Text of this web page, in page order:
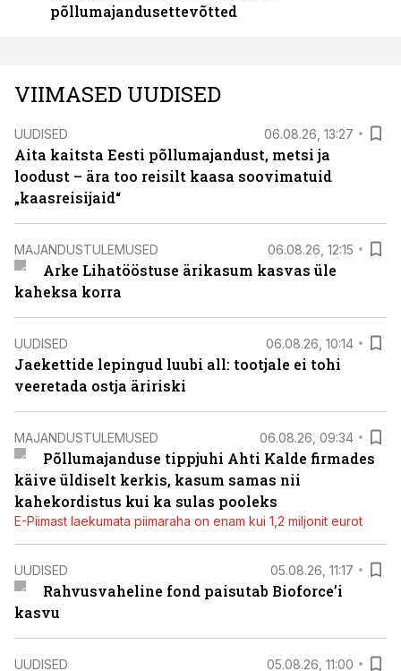
põllumajandusettevõtted
VIIMASED UUDISED
UUDISED 06.08.26, 13:27
Aita kaitsta Eesti põllumajandust, metsi ja
loodust – ära too reisilt kaasa soovimatuid
„kaasreisijaid“
MAJANDUSTULEMUSED 06.08.26, 12:15
Arke Lihatööstuse ärikasum kasvas üle
kaheksa korra
UUDISED 06.08.26, 10:14
Jaekettide lepingud luubi all: tootjale ei tohi
veeretada ostja äririski
MAJANDUSTULEMUSED 06.08.26, 09:34
Põllumajanduse tippjuhi Ahti Kalde firmades
käive üldiselt kerkis, kasum samas nii
kahekordistus kui ka sulas pooleks
E-Piimast laekumata piimaraha on enam kui 1,2 miljonit eurot
UUDISED 05.08.26, 11:17
Rahvusvaheline fond paisutab Bioforce’i
kasvu
UUDISED 05.08.26, 11:00